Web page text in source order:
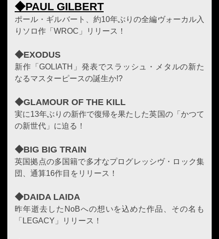
◆PAUL GILBERT
ポール・ギルバート、約10年ぶりの全編ヴォーカル入
りソロ作「WROC」リリース！
◆EXODUS
新作「GOLIATH」発表でスラッシュ・メタルの新た
なるマスターピースの誕生か!?
◆GLAMOUR OF THE KILL
実に13年ぶりの新作で復帰を果たした英国の「かつて
の新世代」に迫る！
◆BIG BIG TRAIN
英国拠点の多国籍で多才なプログレッシヴ・ロック集
団、通算16作目をリリース！
◆DAIDA LAIDA
昨年逝去したNoBへの想いを込めた作品、その名も
「LEGACY」リリース！